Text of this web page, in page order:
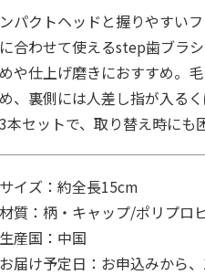
パクトヘッドと握りやすい
合わせて使えるstep歯ブラ
や仕上げ磨きにおすすめ。
、裏側には人差し指が入る
本セットで、取り替え時にも
イズ：約全長15cm
質：柄・キャップ/ポリプロ
産国：中国
届け予定日：お申込みから、